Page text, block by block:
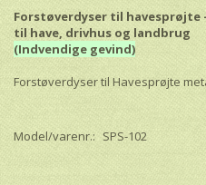
Forstøverdyser til
til have, drivhus og landbrug
(Indvendige gevind)
Forstøverdyser til Havesprøjte
Model/varenr.: SPS-102